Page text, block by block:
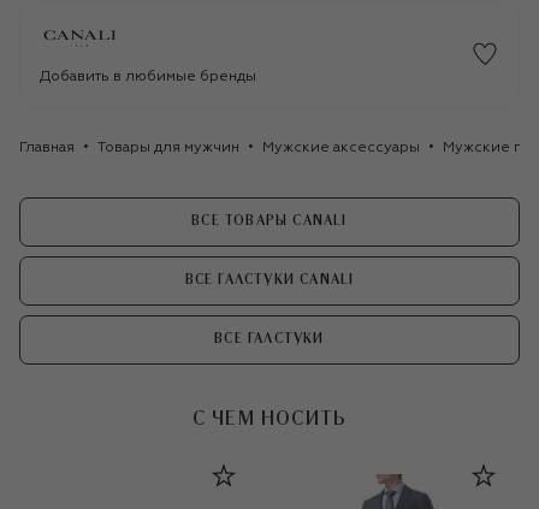
Добавить в любимые бренды
Главная Товары для мужчин Мужские аксессуары Мужские
ВСЕ ТОВАРЫ CANALI
ВСЕ ГАЛСТУКИ CANALI
ВСЕ ГАЛСТУКИ
С ЧЕМ НОСИТЬ